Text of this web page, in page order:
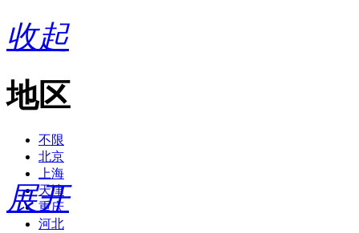
收起
地区
不限
北京
上海
天津
重庆
河北
展开